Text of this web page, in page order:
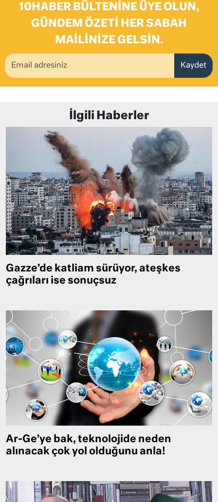
10HABER BÜLTENINE ÜYE OLUN,
GÜNDEM ÖZETI HER SABAH
MAILINIZE GELSIN.
Kaydet
İlgili Haberler
Gazze’de katliam sürüyor, ateşkes
çağrıları ise sonuçsuz
Ar-Ge’ye bak, teknolojide neden
alınacak çok yol olduğunu anla!